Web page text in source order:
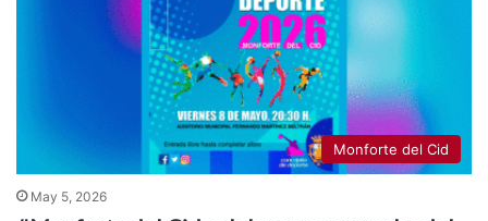
Monforte del Cid
May 5, 2026